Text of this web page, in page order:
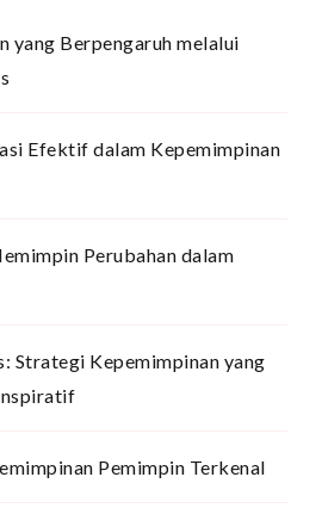
yang Berpengaruh melalui
Efektif dalam Kepemimpinan
Perubahan dalam
Strategi Kepemimpinan yang
Pemimpin Terkenal